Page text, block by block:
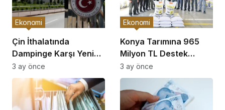
Çin İthalatında
Dampinge Karşı Yeni
Önlemler!
Ekonomi
3 ay önce
Konya Tarımına 965
Milyon TL Destek
Açıklaması
Ekonomi
3 ay önce